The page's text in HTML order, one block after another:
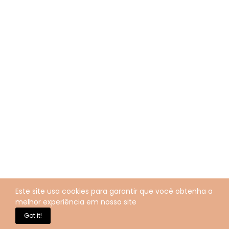
Este site usa cookies para garantir que você obtenha a
melhor experiência em nosso site
Got it!